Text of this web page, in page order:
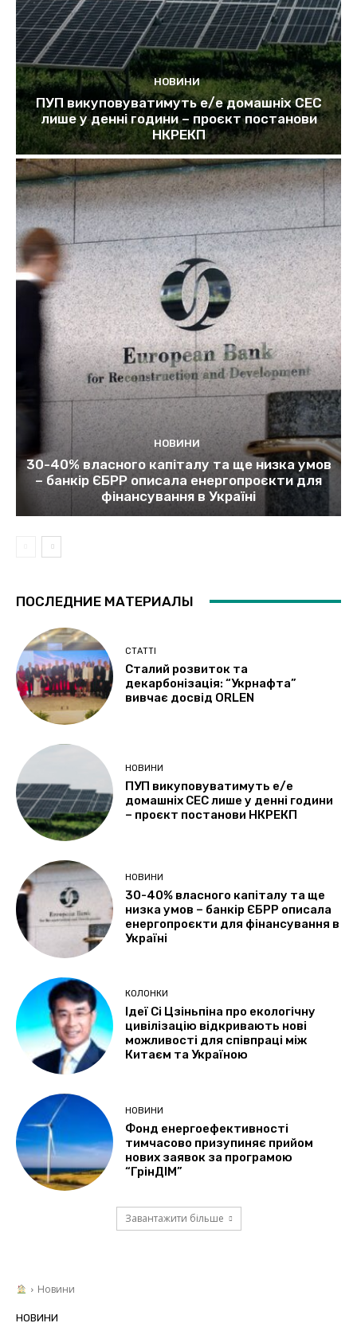
НОВИНИ
ПУП викуповуватимуть е/е домашніх СЕС
лише у денні години – проєкт постанови
НКРЕКП
НОВИНИ
30-40% власного капіталу та ще низка умов
– банкір ЄБРР описала енергопроєкти для
фінансування в Україні
ПОСЛЕДНИЕ МАТЕРИАЛЫ
СТАТТІ
Сталий розвиток та
декарбонізація: “Укрнафта”
вивчає досвід ORLEN
НОВИНИ
ПУП викуповуватимуть е/е
домашніх СЕС лише у денні години
– проєкт постанови НКРЕКП
НОВИНИ
30-40% власного капіталу та ще
низка умов – банкір ЄБРР описала
енергопроєкти для фінансування в
Україні
КОЛОНКИ
Ідеї Сі Цзіньпіна про екологічну
цивілізацію відкривають нові
можливості для співпраці між
Китаєм та Україною
НОВИНИ
Фонд енергоефективності
тимчасово призупиняє прийом
нових заявок за програмою
“ГрінДІМ”
Завантажити більше